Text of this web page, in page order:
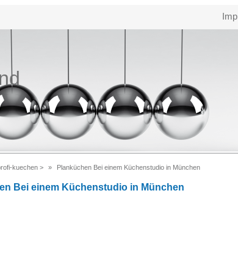
kuechen > Planküchen Bei einem Küchenstudio in München
Bei einem Küchenstudio in München